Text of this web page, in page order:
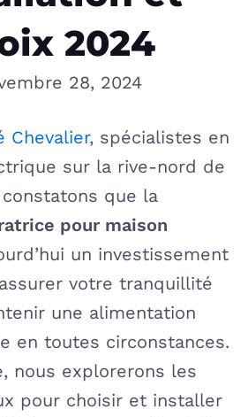
2024
28, 2024
Chevalier, spécialistes en
sur la rive-nord de
que la
pour maison
un investissement
votre tranquillité
une alimentation
en toutes circonstances.
nous explorerons les
pour choisir et installer